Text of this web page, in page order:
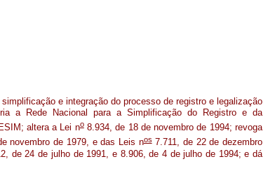
e integração do processo de registro e legalização
a Rede Nacional para a Simplificação do Registro e da
altera a Lei no8.934, de 18 de novembro de 1994; revoga
novembro de 1979, e das Leis nos7.711, de 22 de dezembro
de 24 de julho de 1991, e 8.906, de 4 de julho de 1994; e dá